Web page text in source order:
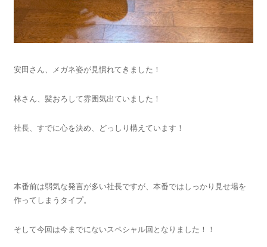
安田さん、メガネ姿が見慣れてきました！
林さん、髪おろして雰囲気出ていました！
社長、すでに心を決め、どっしり構えています！
本番前は弱気な発言が多い社長ですが、本番ではしっかり見せ場を
作ってしまうタイプ。
そして今回は今までにないスペシャル回となりました！！